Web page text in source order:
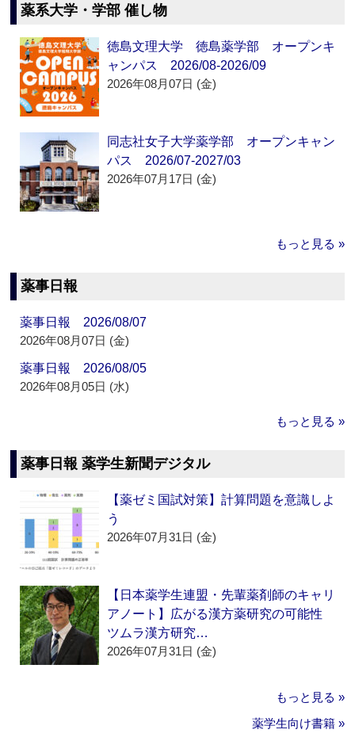
薬系大学・学部 催し物
徳島文理大学 徳島薬学部 オープンキ
ャンパス 2026/08-2026/09
2026年08月07日 (金)
同志社女子大学薬学部 オープンキャン
パス 2026/07-2027/03
2026年07月17日 (金)
もっと見る »
薬事日報
薬事日報 2026/08/07
2026年08月07日 (金)
薬事日報 2026/08/05
2026年08月05日 (水)
もっと見る »
薬事日報 薬学生新聞デジタル
【薬ゼミ国試対策】計算問題を意識しよ
う
2026年07月31日 (金)
【日本薬学生連盟・先輩薬剤師のキャリ
アノート】広がる漢方薬研究の可能性
ツムラ漢方研究…
2026年07月31日 (金)
もっと見る »
薬学生向け書籍 »